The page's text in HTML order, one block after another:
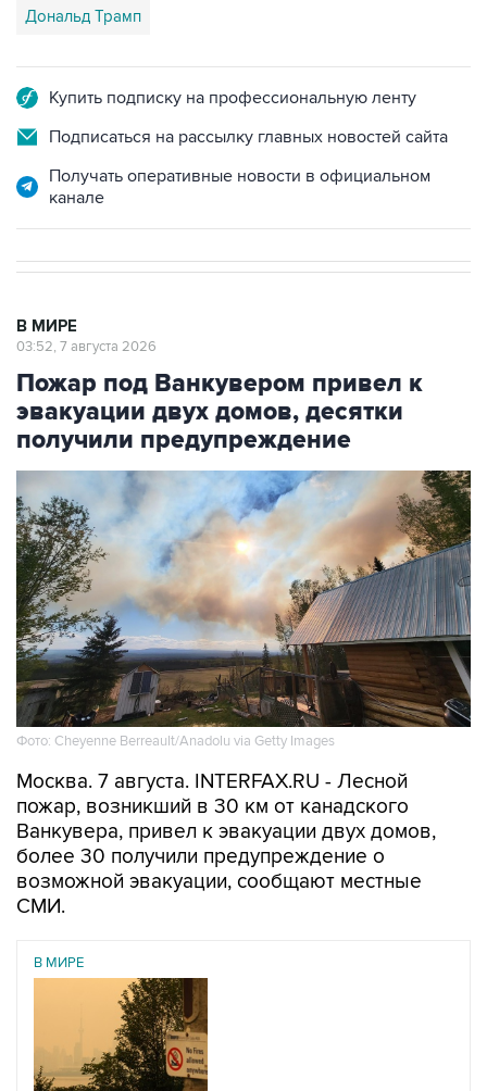
Дональд Трамп
Купить подписку на профессиональную ленту
Подписаться на рассылку главных новостей сайта
Получать оперативные новости в официальном
канале
В МИРЕ
03:52, 7 августа 2026
Пожар под Ванкувером привел к
эвакуации двух домов, десятки
получили предупреждение
Фото: Cheyenne Berreault/Anadolu via Getty Images
Москва. 7 августа. INTERFAX.RU - Лесной
пожар, возникший в 30 км от канадского
Ванкувера, привел к эвакуации двух домов,
более 30 получили предупреждение о
возможной эвакуации, сообщают местные
СМИ.
В МИРЕ